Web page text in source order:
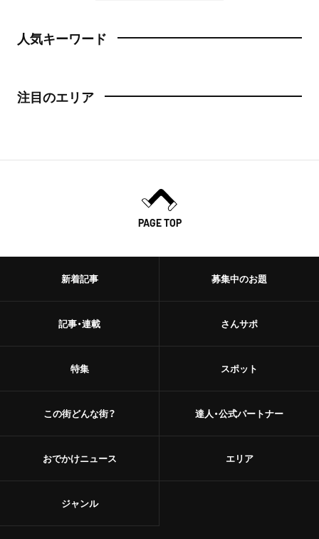
人気キーワード
注目のエリア
PAGE TOP
新着記事
記事・連載
特集
この街どんな街？
おでかけニュース
募集中のお題
さんサポ
スポット
達人・公式パートナー
エリア
ジャンル